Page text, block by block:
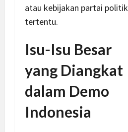
atau kebijakan partai politik
tertentu.
Isu-Isu Besar
yang Diangkat
dalam Demo
Indonesia